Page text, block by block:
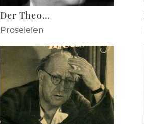
Der Theo…
Prose­leien